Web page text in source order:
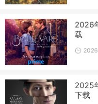
2026
载
2025
下载